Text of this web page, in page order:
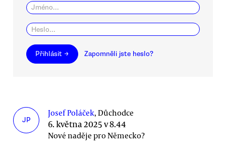
Přihlásit → Zapomněli jste heslo?
JP
Josef Poláček, Důchodce
6. května 2025 v 8.44
Nové naděje pro Německo?